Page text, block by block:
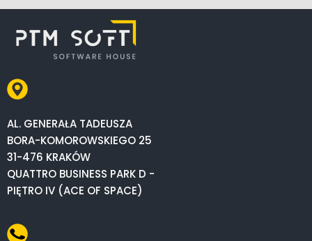
AL. GENERAŁA TADEUSZA
BORA-KOMOROWSKIEGO 25
31-476 KRAKÓW
QUATTRO BUSINESS PARK D -
PIĘTRO IV (ACE OF SPACE)